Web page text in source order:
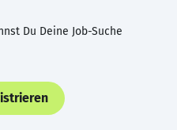
Du Deine Job-Suche